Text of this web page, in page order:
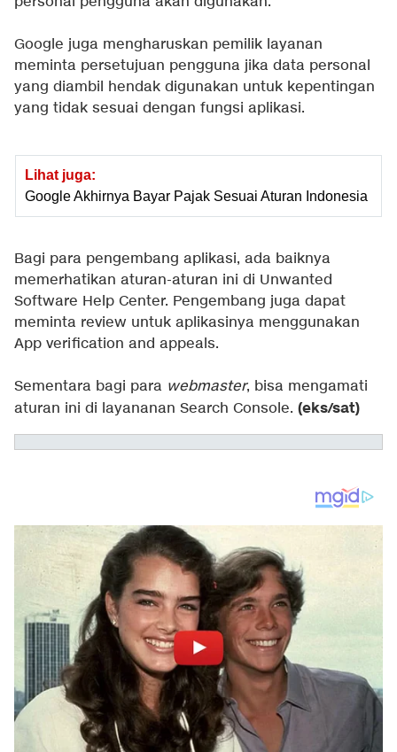
Google juga mengharuskan pemilik layanan
meminta persetujuan pengguna jika data personal
yang diambil hendak digunakan untuk kepentingan
yang tidak sesuai dengan fungsi aplikasi.
Lihat juga:
Google Akhirnya Bayar Pajak Sesuai Aturan Indonesia
Bagi para pengembang aplikasi, ada baiknya
memerhatikan aturan-aturan ini di Unwanted
Software Help Center. Pengembang juga dapat
meminta review untuk aplikasinya menggunakan
App verification and appeals.
Sementara bagi para webmaster, bisa mengamati
aturan ini di layananan Search Console. (eks/sat)